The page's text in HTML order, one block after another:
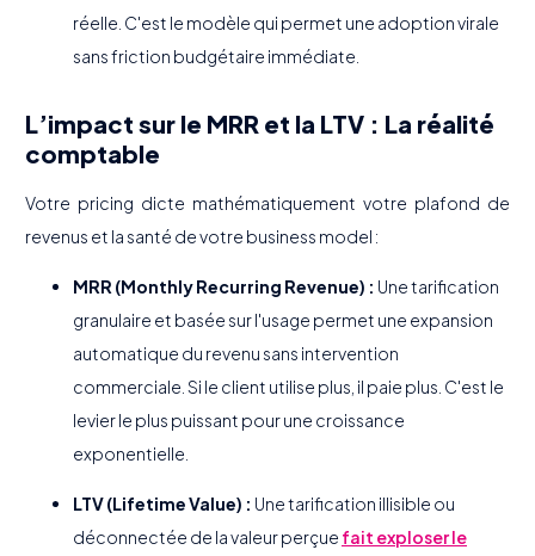
réelle. C'est le modèle qui permet une adoption virale
sans friction budgétaire immédiate.
L’impact sur le MRR et la LTV : La réalité
comptable
Votre pricing dicte mathématiquement votre plafond de
revenus et la santé de votre business model :
MRR (Monthly Recurring Revenue) : Une tarification
granulaire et basée sur l'usage permet une expansion
automatique du revenu sans intervention
commerciale. Si le client utilise plus, il paie plus. C'est le
levier le plus puissant pour une croissance
exponentielle.
LTV (Lifetime Value) : Une tarification illisible ou
déconnectée de la valeur perçue fait exploser le